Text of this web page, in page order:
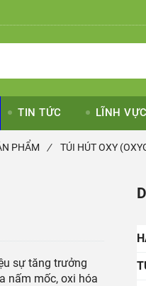
TIN TỨC LĨNH VỰC
PHẨM / TÚI HÚT OXY
sự tăng trưởng
nấm mốc, oxi hóa